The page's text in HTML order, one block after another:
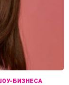
БИЗНЕСА